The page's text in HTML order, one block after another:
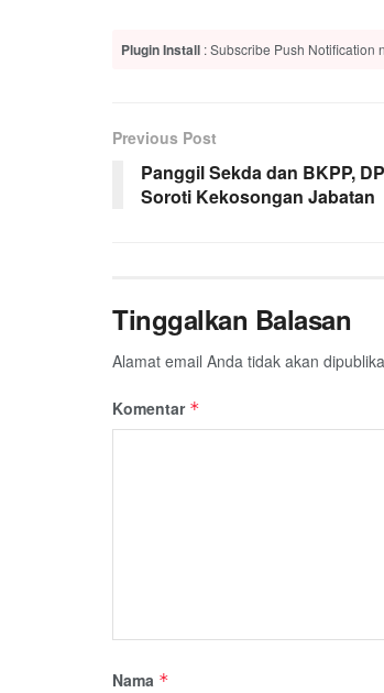
Plugin Install : Subscribe Push Notification
Previous Post
Panggil Sekda dan BKPP,
Soroti Kekosongan Jabatan
Tinggalkan Balasan
Alamat email Anda tidak akan
Komentar *
Nama *